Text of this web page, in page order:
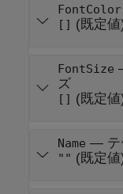
FontColor
[] (既定値
FontSize
ズ
[] (既定値
Name —
"" (既定値